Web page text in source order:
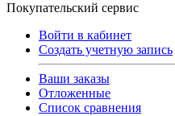
Покупательский сервис
Войти в кабинет
Создать учетную запись
Ваши заказы
Отложенные
Список сравнения